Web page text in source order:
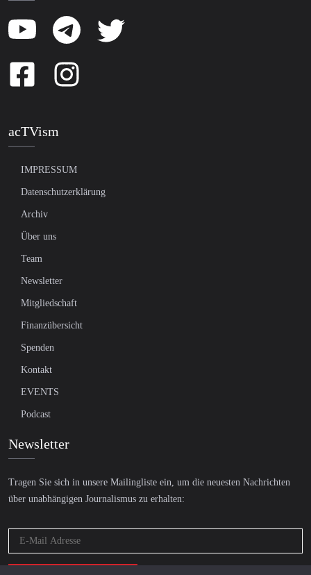
acTVism
IMPRESSUM
Datenschutzerklärung
Archiv
Über uns
Team
Newsletter
Mitgliedschaft
Finanzübersicht
Spenden
Kontakt
EVENTS
Podcast
Newsletter
Tragen Sie sich in unsere Mailingliste ein, um die neuesten Nachrichten
über unabhängigen Journalismus zu erhalten: